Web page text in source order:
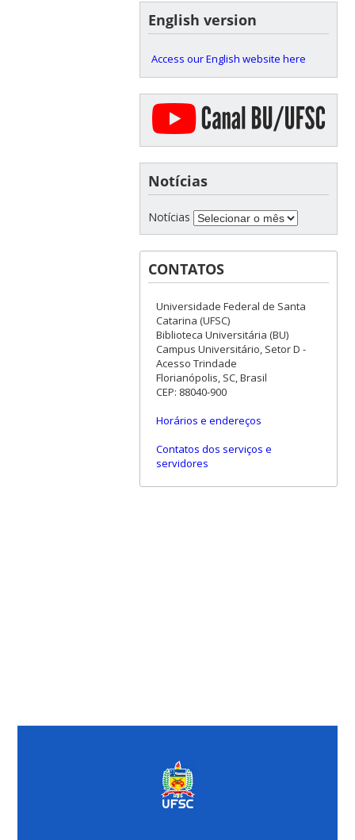
English version
Access our English website here
Notícias
Notícias
CONTATOS
Universidade Federal de Santa
Catarina (UFSC)
Biblioteca Universitária (BU)
Campus Universitário, Setor D -
Acesso Trindade
Florianópolis, SC, Brasil
CEP: 88040-900
Horários e endereços
Contatos dos serviços e
servidores